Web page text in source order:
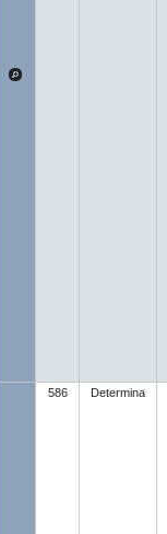
586 Determina